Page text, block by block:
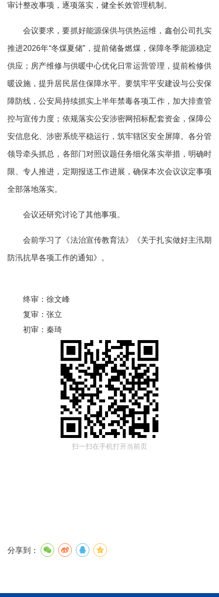
审计整改事项，逐项落实，健全长效管理机制。
会议要求，要抓好能源保供与供热运维，鑫创公司扎实
推进2026年“冬煤夏储”，提前储备燃煤，保障冬季能源稳定
供应；房产维修与供暖中心优化日常运营管理，提前检修供
暖设施，提升居民居住保障水平。要筑牢平安建设与公安保
障防线，公安局持续抓实上半年禁毒各项工作，加大排查管
控与宣传力度；依规落实公安涉密网招标配套资金，保障公
安信息化、涉密系统平稳运行，筑牢辖区安全屏障。各分管
领导牵头抓总，各部门对照议题任务细化落实举措，明确时
限、专人推进，定期报送工作进展，确保本次会议议定事项
全部落地落实。
会议还研究讨论了其他事项。
会前学习了《法治宣传教育法》《关于扎实做好主汛期
防汛抗旱各项工作的通知》。
终审： 徐文峰
复审： 张立
初审： 秦琦
扫一扫在手机打开当前页
分享到：